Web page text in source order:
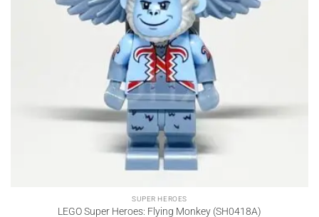
SUPER HEROES
LEGO Super Heroes: Flying Monkey (SH0418A)